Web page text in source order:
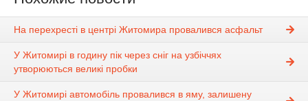
На перехресті в центрі Житомира провалився асфальт
У Житомирі в годину пік через сніг на узбіччях
утворюються великі пробки
У Житомирі автомобіль провалився в яму, залишену